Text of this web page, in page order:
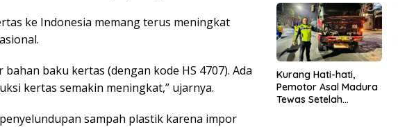
ke Indonesia memang terus meningkat
baku kertas (dengan kode HS 4707). Ada
kertas semakin meningkat,” ujarnya.
sampah plastik karena impor
Kurang Hati-hati,
Pemotor Asal Madura
Tewas Setelah